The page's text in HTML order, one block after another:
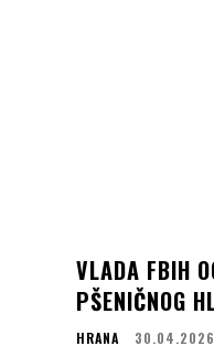
VLADA FBIH
PŠENIČNOG
HRANA 30.04.2026